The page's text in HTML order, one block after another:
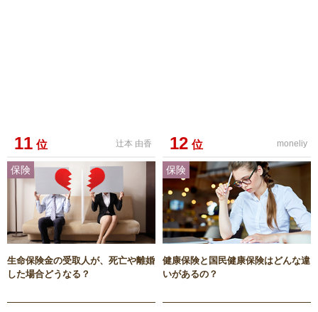
11 位
保険
辻本 由香
生命保険金の受取人が、死亡や離婚
した場合どうなる？
12 位
保険
moneliy
健康保険と国民健康保険はどんな違
いがあるの？